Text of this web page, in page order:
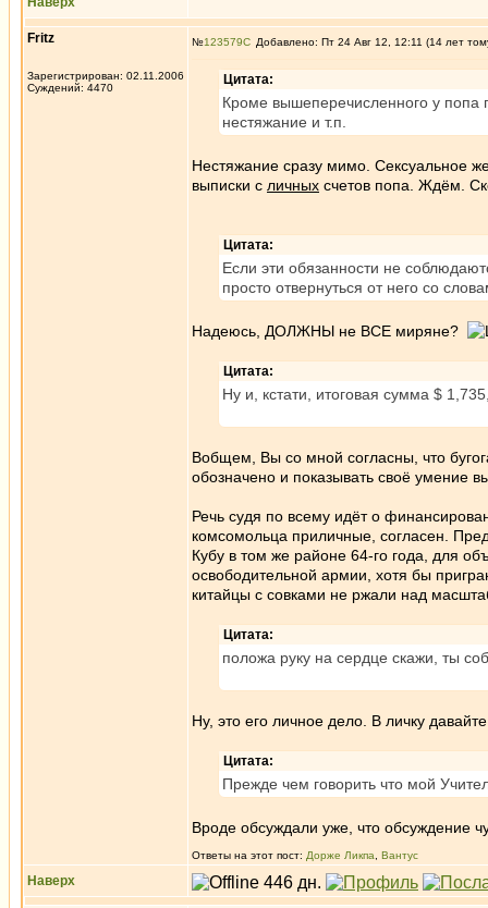
Fritz
Зарегистрирован: 02.11.2006
Суждений: 4470
№123579 Добавлено: Пт 24 Авг 12, 12:11 (14 лет
Цитата:
Кроме вышеперечисленного у попа
нестяжание и т.п.
Нестяжание сразу мимо. Сексуальное
выписки с личных счетов попа. Ждём.
Цитата:
Если эти обязанности не
просто отвернуться от него со
Надеюсь, ДОЛЖНЫ не ВСЕ миряне?
Цитата:
Ну и, кстати, итоговая сумма $
Вобщем, Вы со мной согласны, что
обозначено и показывать своё умение
Речь судя по всему идёт о
комсомольца приличные, согласен.
Кубу в том же районе 64-го года, для
освободительной армии, хотя бы
китайцы с совками не ржали над
Цитата:
положа руку на сердце скажи, ты
Ну, это его личное дело. В личку
Цитата:
Прежде чем говорить что мой
Вроде обсуждали уже, что обсуждение
Ответы на этот пост: Дорже Ликпа Вантус
Наверх